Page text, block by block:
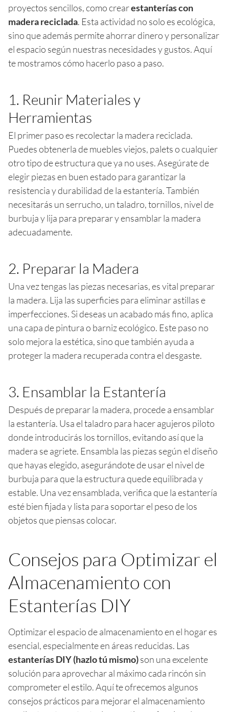
proyectos sencillos, como crearestanterías con
madera reciclada. Esta actividad no solo es ecológica,
sino que además permite ahorrar dinero y personalizar
el espacio según nuestras necesidades y gustos. Aquí
te mostramos cómo hacerlo paso a paso.
1. Reunir Materiales y
Herramientas
El primer paso es recolectar la madera reciclada.
Puedes obtenerla de muebles viejos, palets o cualquier
otro tipo de estructura que ya no uses. Asegúrate de
elegir piezas en buen estado para garantizar la
resistencia y durabilidad de la estantería. También
necesitarás un serrucho, un taladro, tornillos, nivel de
burbuja y lija para preparar y ensamblar la madera
adecuadamente.
2. Preparar la Madera
Una vez tengas las piezas necesarias, es vital preparar
la madera. Lija las superficies para eliminar astillas e
imperfecciones. Si deseas un acabado más fino, aplica
una capa de pintura o barniz ecológico. Este paso no
solo mejora la estética, sino que también ayuda a
proteger la madera recuperada contra el desgaste.
3. Ensamblar la Estantería
Después de preparar la madera, procede a ensamblar
la estantería. Usa el taladro para hacer agujeros piloto
donde introducirás los tornillos, evitando así que la
madera se agriete. Ensambla las piezas según el diseño
que hayas elegido, asegurándote de usar el nivel de
burbuja para que la estructura quede equilibrada y
estable. Una vez ensamblada, verifica que la estantería
esté bien fijada y lista para soportar el peso de los
objetos que piensas colocar.
Consejos para Optimizar el
Almacenamiento con
Estanterías DIY
Optimizar el espacio de almacenamiento en el hogar es
esencial, especialmente en áreas reducidas. Las
estanterías DIY (hazlo tú mismo)son una excelente
solución para aprovechar al máximo cada rincón sin
comprometer el estilo. Aquí te ofrecemos algunos
consejos prácticos para mejorar el almacenamiento